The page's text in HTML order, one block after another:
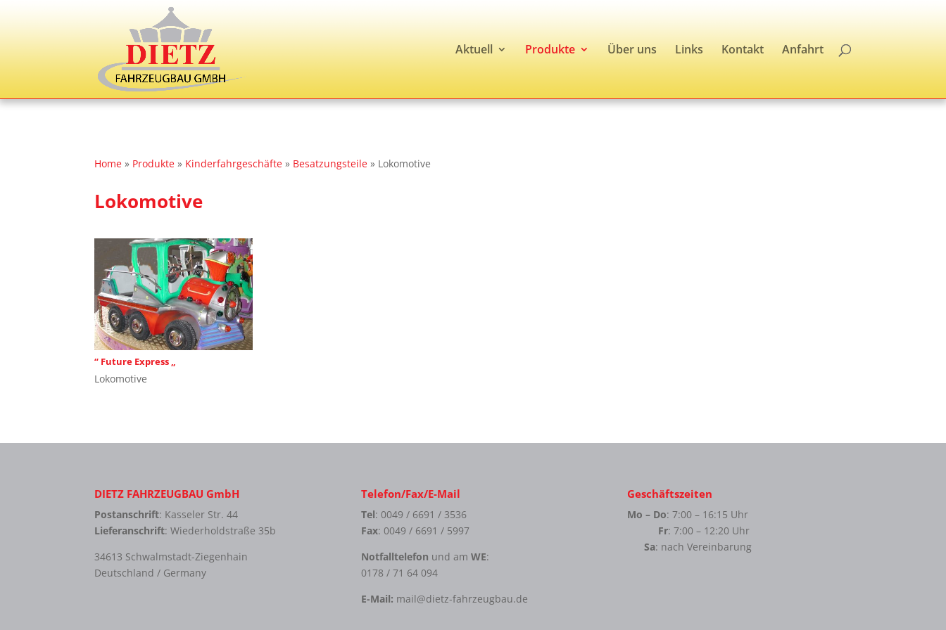
Aktuell Produkte Über uns Links Kontakt Anfahrt
Home » Produkte » Kinderfahrgeschäfte » Besatzungsteile » Lokomotive
Lokomotive
“ Future Express „
Lokomotive
DIETZ FAHRZEUGBAU GmbH
Postanschrift: Kasseler Str. 44
Lieferanschrift: Wiederholdstraße 35b
34613 Schwalmstadt-Ziegenhain
Deutschland / Germany
Telefon/Fax/E-Mail
Tel: 0049 / 6691 / 3536
Fax: 0049 / 6691 / 5997
Notfalltelefon und am WE:
0178 / 71 64 094
E-Mail: mail@dietz-fahrzeugbau.de
Geschäftszeiten
Mo – Do: 7:00 – 16:15 Uhr
Fr: 7:00 – 12:20 Uhr
Sa: nach Vereinbarung